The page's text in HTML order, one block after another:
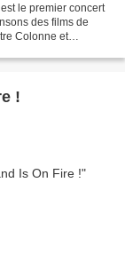
le premier concert
des films de
Colonne et
!